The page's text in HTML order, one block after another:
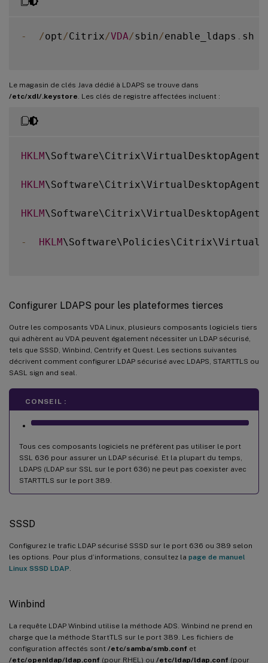
- /opt /Citrix/VDA/sbin/enable_ldaps . sh
Le magasin de clés Java dédié à LDAPS se trouve dans
/etc/xdl/.keystore . Les clés de registre affectées incluent :
HKLM
HKLM
HKLM
- HKLM
Configurer LDAPS pour les plateformes tierces
Outre les composants VDA Linux, plusieurs composants logiciels tiers
qui adhèrent au VDA peuvent également nécessiter un LDAP sécurisé,
tels que SSSD, Winbind, Centrify et Quest. Les sections suivantes
décrivent comment configurer LDAP sécurisé avec LDAPS, STARTTLS ou
SASL sign and seal.
CONSEIL :
Tous ces composants logiciels ne préfèrent pas utiliser le port
SSL 636 pour assurer un LDAP sécurisé. Et la plupart du temps,
LDAPS (LDAP sur SSL sur le port 636) ne peut pas coexister avec
STARTTLS sur le port 389.
SSSD
Configurez le trafic LDAP sécurisé SSSD sur le port 636 ou 389 selon
les options. Pour plus d’informations, consultez la page de manuel
Linux SSSD LDAP
Winbind
La requête LDAP Winbind utilise la méthode ADS. Winbind ne prend en
charge que la méthode StartTLS sur le port 389. Les fichiers de
configuration affectés sont /etc/samba/smb.conf et
/etc/openldap/ldap.conf (pour RHEL) ou /etc/ldap/ldap.conf (pour